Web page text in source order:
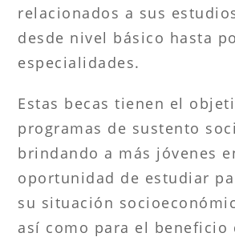
relacionados a sus
desde nivel básico hasta
especialidades.
Estas becas tienen el
programas de sustento
brindando a más jóvenes
oportunidad de estudiar
su situación
así como para el beneficio